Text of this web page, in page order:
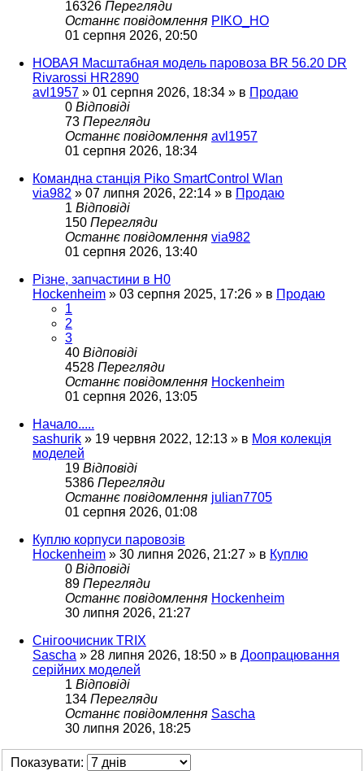
16326 Перегляди
Останнє повідомлення PIKO_HO
01 серпня 2026, 20:50
НОВАЯ Масштабная модель паровоза BR 56.20 DR
Rivarossi HR2890
avl1957 » 01 серпня 2026, 18:34 » в Продаю
0 Відповіді
73 Перегляди
Останнє повідомлення avl1957
01 серпня 2026, 18:34
Командна станція Piko SmartControl Wlan
via982 » 07 липня 2026, 22:14 » в Продаю
1 Відповіді
150 Перегляди
Останнє повідомлення via982
01 серпня 2026, 13:40
Різне, запчастини в H0
Hockenheim » 03 серпня 2025, 17:26 » в Продаю
1
2
3
40 Відповіді
4528 Перегляди
Останнє повідомлення Hockenheim
01 серпня 2026, 13:05
Начало.....
sashurik » 19 червня 2022, 12:13 » в Моя колекція
моделей
19 Відповіді
5386 Перегляди
Останнє повідомлення julian7705
01 серпня 2026, 01:08
Куплю корпуси паровозів
Hockenheim » 30 липня 2026, 21:27 » в Куплю
0 Відповіді
89 Перегляди
Останнє повідомлення Hockenheim
30 липня 2026, 21:27
Снігоочисник TRIX
Sascha » 28 липня 2026, 18:50 » в Доопрацювання
серійних моделей
1 Відповіді
134 Перегляди
Останнє повідомлення Sascha
30 липня 2026, 18:25
Показувати: